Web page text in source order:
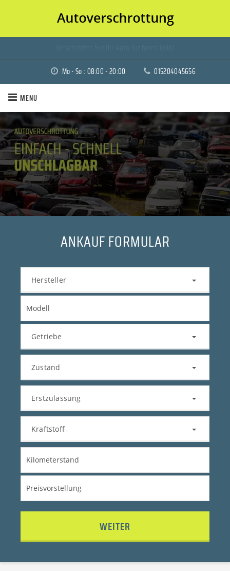
Schnelle und unkomplizierte Abholung Ihres alten Fahrzeugs.
Mo - So : 08:00 - 20:00 015204045656
MENU
ANKAUF FORMULAR
Hersteller
Getriebe
Zustand
Erstzulassung
Kraftstoff
WEITER